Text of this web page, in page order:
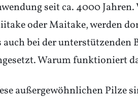
seit ca. 4000
oder Maitake, werden
auch bei der
Warum funktioniert
außergewöhnlichen Pilze